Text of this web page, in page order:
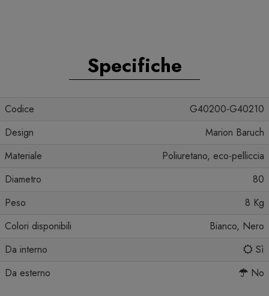
Specifiche
Codice
G40200-G40210
Design
Marion Baruch
Materiale
Poliuretano, eco-pelliccia
Diametro
80
Peso
8 Kg
Colori disponibili
Bianco, Nero
Da interno
Sì
Da esterno
No